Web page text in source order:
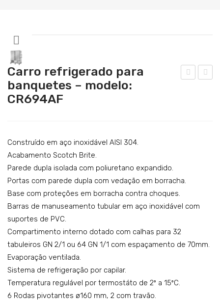
Lavagem
Catering
SERVIÇOS
DOWNLOADS
REFERÊNCIAS
BLOG
tes
mo
54A
Carro refrigerado para
banquetes – modelo:
CR694AF
Construído em aço inoxidável AISI 304.
Acabamento Scotch Brite.
Parede dupla isolada com poliuretano expandido.
Portas com parede dupla com vedação em borracha.
Base com proteções em borracha contra choques.
Barras de manuseamento tubular em aço inoxidável com
suportes de PVC.
Compartimento interno dotado com calhas para 32
tabuleiros GN 2/1 ou 64 GN 1/1 com espaçamento de 70mm.
Evaporação ventilada.
Sistema de refrigeração por capilar.
Temperatura regulável por termostáto de 2º a 15ºC.
6 Rodas pivotantes ø160 mm, 2 com travão.